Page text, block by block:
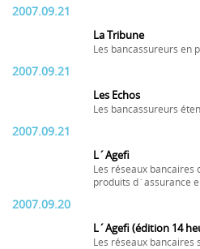
2007.09.21
La Tribune
Les bancassureurs en
2007.09.21
Les Echos
Les bancassureurs
2007.09.21
L´Agefi
Les réseaux
produits d´assurance
2007.09.20
L´Agefi (édition 14
Les réseaux